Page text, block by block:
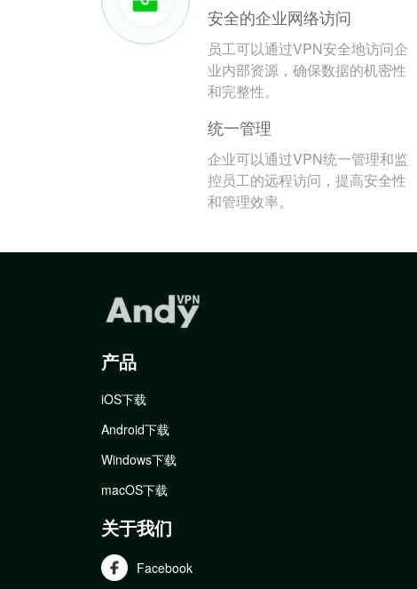
安全的企业网络访问
员工可以通过VPN安全地访问企
业内部资源，确保数据的机密性
和完整性。
统一管理
企业可以通过VPN统一管理和监
控员工的远程访问，提高安全性
和管理效率。
产品
iOS下载
Android下载
Windows下载
macOS下载
关于我们
Facebook